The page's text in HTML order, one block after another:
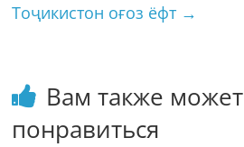
Тоҷикистон оғоз ёфт →
Вам также может
понравиться